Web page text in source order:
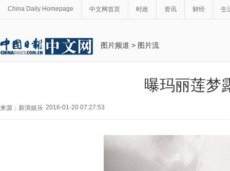
China Daily Homepage 中文网首页 时政 资讯 财经 生
图片频道 > 图片流
曝玛丽莲梦
来源：新浪娱乐 2016-01-20 07:27:53